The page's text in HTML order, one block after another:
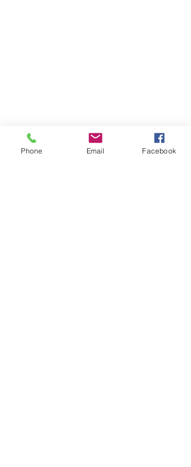
Phone Email Facebook